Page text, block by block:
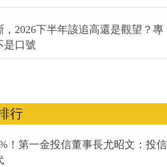
2026下半年該追高還是觀望？專
是口號
行
！第一金投信董事長尤昭文：投信